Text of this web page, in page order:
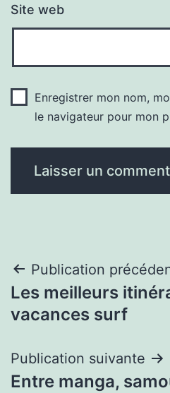
Site web
Enregistrer mon nom,
le navigateur pour mon
Navigation
de
Publication
Les meilleurs
vacances surf
Publication suivante
Entre manga,